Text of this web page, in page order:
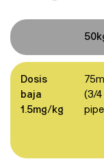
Dosis
baja
1.5mg/kg
(3/